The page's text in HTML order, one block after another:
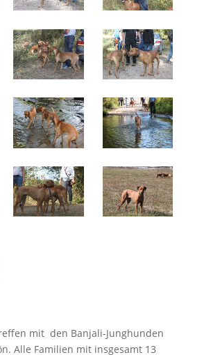
mit den Banjali-Junghunden
Alle Familien mit insgesamt 13